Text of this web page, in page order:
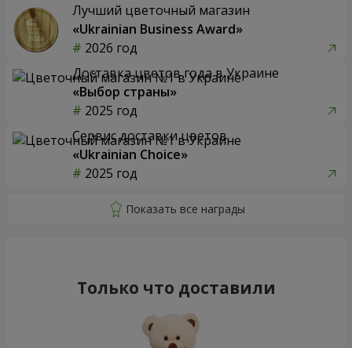
Лучший цветочный магазин
«Ukrainian Business Award»
2026 год
Доставка цветов года в Украине
«Выбор страны»
2025 год
Сервис доставки цветов
«Ukrainian Choice»
2025 год
Только что доставили